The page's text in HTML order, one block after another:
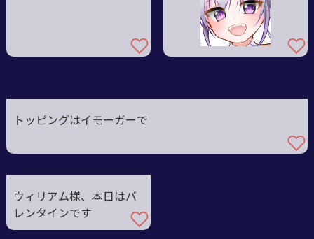
トッピングはイモーガーで
ウィリアム様、本日はバ
レンタインです